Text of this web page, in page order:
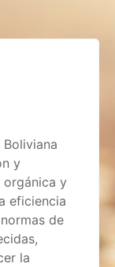
Boliviana
y
orgánica y
eficiencia
de
la